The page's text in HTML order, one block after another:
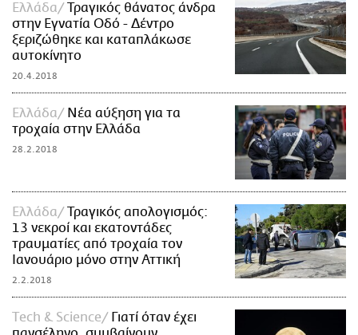
Ελλάδα
Τραγικός θάνατος άνδρα
στην Εγνατία Οδό - Δέντρο
ξεριζώθηκε και καταπλάκωσε
αυτοκίνητο
20.4.2018
Ελλάδα
Νέα αύξηση για τα
τροχαία στην Ελλάδα
28.2.2018
Ελλάδα
Τραγικός απολογισμός:
13 νεκροί και εκατοντάδες
τραυματίες από τροχαία τον
Ιανουάριο μόνο στην Αττική
2.2.2018
Τech & Science
Γιατί όταν έχει